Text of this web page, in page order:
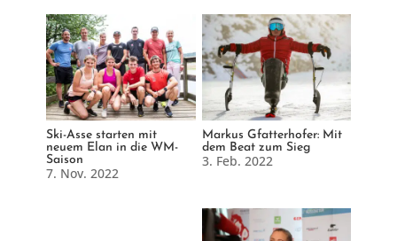
Ski-Asse starten mit
neuem Elan in die WM-
Saison
7. Nov. 2022
Markus Gfatterhofer: Mit
dem Beat zum Sieg
3. Feb. 2022